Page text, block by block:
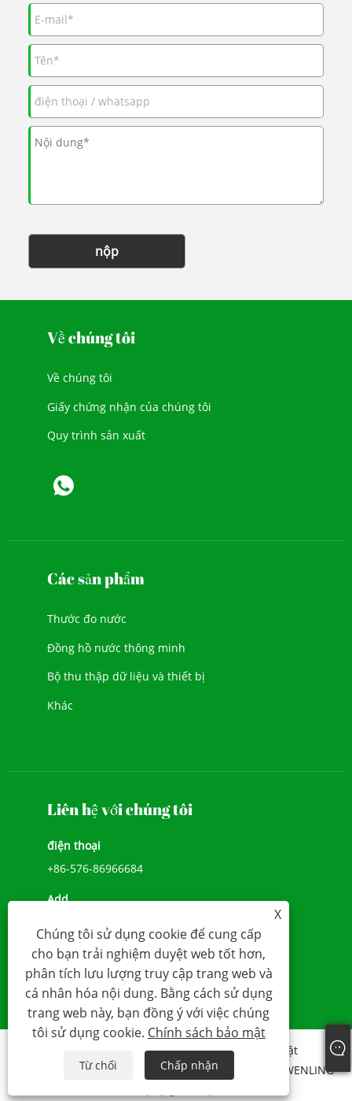
nộp
Về chúng tôi
Về chúng tôi
Giấy chứng nhận của chúng tôi
Quy trình sản xuất
Các sản phẩm
Thước đo nước
Đồng hồ nước thông minh
Bộ thu thập dữ liệu và thiết bị
Khác
Liên hệ với chúng tôi
điện thoại
+86-576-86966684
Add
SỐ 1039, ĐẠI LỘ JIULONG, ĐƯỜNG CHENGXI,
WENLING, ZHEJIANG, TRUNG QUỐC (317500)
E-mail
sales@younio.com
RSS XML Chính sách bảo mật
Bản quyền 2020 CÔNG TY TNHH ĐỒNG HỒ NƯỚC WENLING
X
Chúng tôi sử dụng cookie để cung cấp
cho bạn trải nghiệm duyệt web tốt hơn,
phân tích lưu lượng truy cập trang web và
cá nhân hóa nội dung. Bằng cách sử dụng
trang web này, bạn đồng ý với việc chúng
tôi sử dụng cookie. Chính sách bảo mật
Từ chối Chấp nhận